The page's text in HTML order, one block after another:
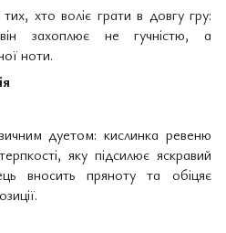
хто воліє грати в довгу гру:
захоплює не гучністю, а
ноти.
дуетом: кислинка ревеню
яку підсилює яскравий
вносить пряноту та обіцяє